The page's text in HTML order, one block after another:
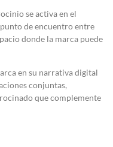
se activa en el
de encuentro entre
donde la marca puede
en su narrativa digital
conjuntas,
que complemente